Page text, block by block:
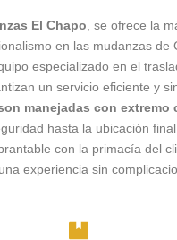
El Chapo , se ofrece la
en las mudanzas de
especializado en el
un servicio eficiente y
manejadas con extremo
hasta la ubicación
con la primacía del
experiencia sin